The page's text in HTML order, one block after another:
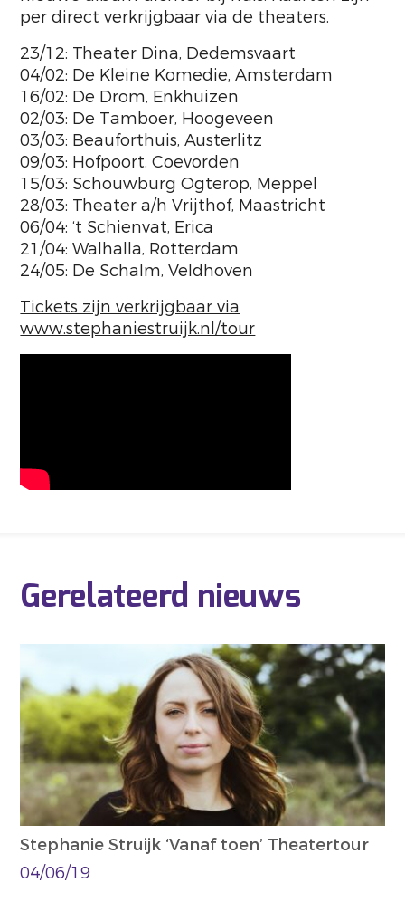
per direct verkrijgbaar via de theaters.
23/12: Theater Dina, Dedemsvaart
04/02: De Kleine Komedie, Amsterdam
16/02: De Drom, Enkhuizen
02/03: De Tamboer, Hoogeveen
03/03: Beauforthuis, Austerlitz
09/03: Hofpoort, Coevorden
15/03: Schouwburg Ogterop, Meppel
28/03: Theater a/h Vrijthof, Maastricht
06/04: ‘t Schienvat, Erica
21/04: Walhalla, Rotterdam
24/05: De Schalm, Veldhoven
Tickets zijn verkrijgbaar via
www.stephaniestruijk.nl/tour
Gerelateerd nieuws
Stephanie Struijk ‘Vanaf toen’ Theatertour
04/06/19